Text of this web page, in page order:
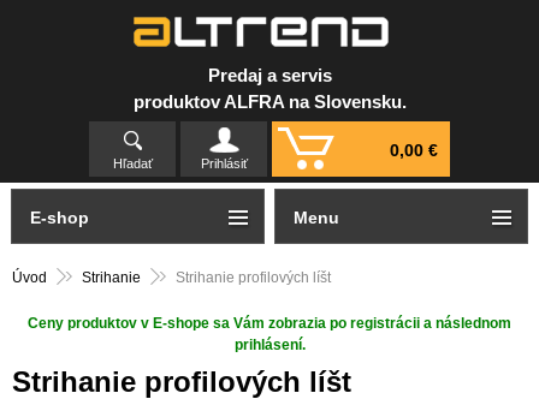
Predaj a servis
produktov ALFRA na Slovensku.
Hľadať Prihlásiť
0,00 €
Úvod Strihanie Strihanie profilových líšt
Ceny produktov v E-shope sa Vám zobrazia po registrácii a následnom
prihlásení.
Strihanie profilových líšt
E-shop Menu